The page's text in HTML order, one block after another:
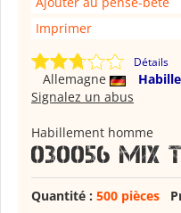
Imprimer
Détails
Allemagne
Signalez un abus
Habillement homme
030056 Mix
Quantité : 500 pièces